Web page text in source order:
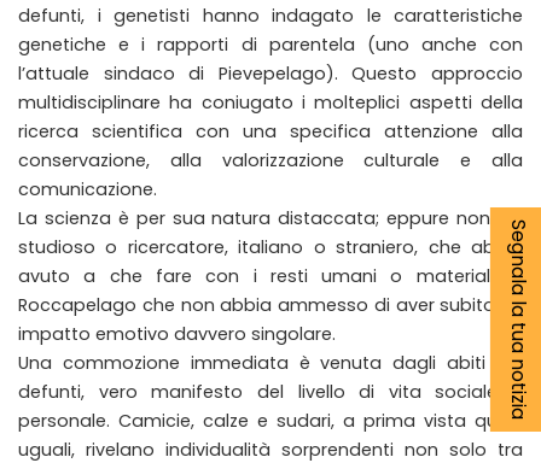
defunti, i genetisti hanno indagato le caratteristiche
genetiche e i rapporti di parentela (uno anche con
l’attuale sindaco di Pievepelago). Questo approccio
multidisciplinare ha coniugato i molteplici aspetti della
ricerca scientifica con una specifica attenzione alla
conservazione, alla valorizzazione culturale e alla
comunicazione.
La scienza è per sua natura distaccata; eppure non c’è
studioso o ricercatore, italiano o straniero, che abbia
avuto a che fare con i resti umani o materiali di
Roccapelago che non abbia ammesso di aver subito un
impatto emotivo davvero singolare.
Una commozione immediata è venuta dagli abiti dei
defunti, vero manifesto del livello di vita sociale e
personale. Camicie, calze e sudari, a prima vista quasi
uguali, rivelano individualità sorprendenti non solo tra
Segnala la tua notizia